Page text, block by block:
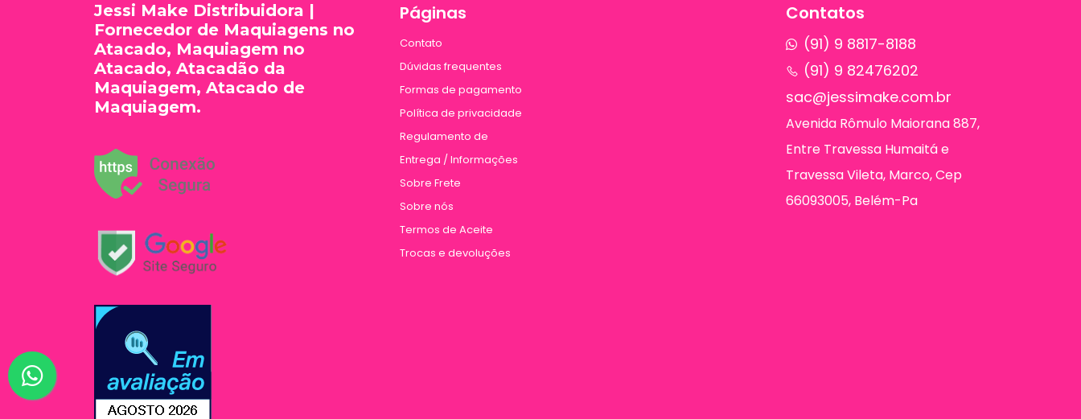
Contatos
(91) 9 8817-8188
(91) 9 82476202
sac@jessimake.com.br
Avenida Rômulo Maiorana 887,
Entre Travessa Humaitá e
Travessa Vileta, Marco, Cep
66093005, Belém-Pa
Páginas
Contato
Dúvidas frequentes
Formas de pagamento
Política de privacidade
Regulamento de
Entrega / Informações
Sobre Frete
Sobre nós
Termos de Aceite
Trocas e devoluções
Jessi Make Distribuidora |
Fornecedor de Maquiagens no
Atacado, Maquiagem no
Atacado, Atacadão da
Maquiagem, Atacado de
Maquiagem.